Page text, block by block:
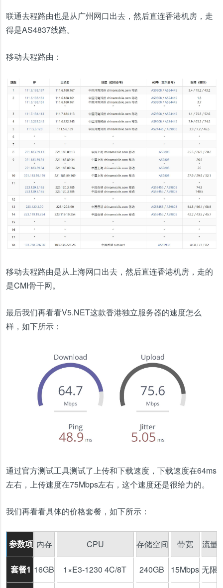
联通去程路由也是从广州网口出去，然后直连香港机房，走
得是AS4837线路。
移动去程路由：
移动去程路由是从上海网口出去，然后直连香港机房，走的
是CMI骨干网。
最后我们再看看V5.NET这款香港独立服务器的速度怎么
样，如下所示：
通过官方测试工具测试了上传和下载速度，下载速度在64ms
左右，上传速度在75Mbps左右，这个速度还是很给力的。
我们再看看具体的价格套餐，如下所示：
参数项
套餐1
内存
16GB
CPU
1×E3-1230 4C/8T
存储空间
240GB
带宽
15Mbps
流量
无限